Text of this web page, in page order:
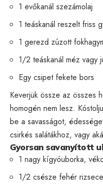
1 evőkanál szezámolaj
1 teáskanál reszelt friss
1 gerezd zúzott
1/2 teáskanál méz vagy
Egy csipet fekete bors
Keverjük össze az összes
homogén nem lesz.
be a savasságot,
csirkés salátákhoz, vagy
Gyorsan savanyított
1 nagy kígyóuborka,
1/2 csésze fehér